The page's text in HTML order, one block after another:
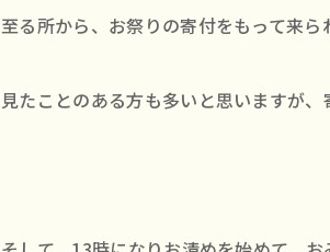
至る所から、お祭りの寄付をもって来
見たことのある方も多いと思いますが